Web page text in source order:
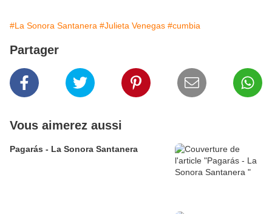
#La Sonora Santanera #Julieta Venegas #cumbia
Partager
Vous aimerez aussi
Pagarás - La Sonora Santanera